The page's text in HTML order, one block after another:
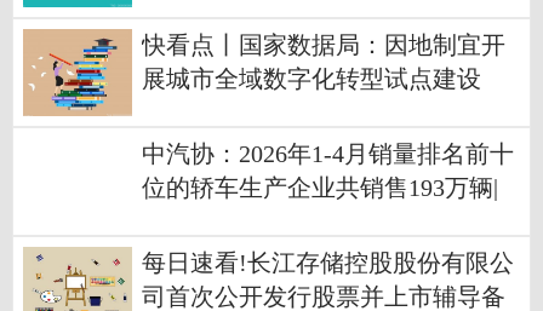
快看点丨国家数据局：因地制宜开
展城市全域数字化转型试点建设
中汽协：2026年1-4月销量排名前十
位的轿车生产企业共销售193万辆|
每日速看!长江存储控股股份有限公
司首次公开发行股票并上市辅导备